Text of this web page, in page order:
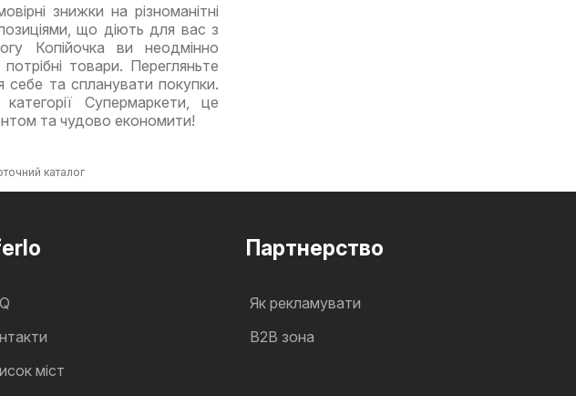
знижки на різноманітні
що діють для вас з
Копійочка ви неодмінно
товари. Перегляньте
та спланувати покупки.
Супермаркети, це
та чудово економити!
каталог
міст
Партнерство
Як рекламувати
B2B зона